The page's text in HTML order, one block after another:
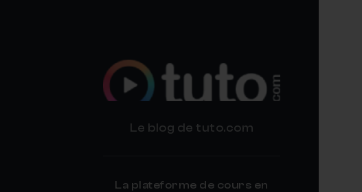
TUTO.COM
Le blog de tuto.com
La plateforme de cours en